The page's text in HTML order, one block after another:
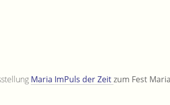
Maria ImPuls der Zeitzum Fest